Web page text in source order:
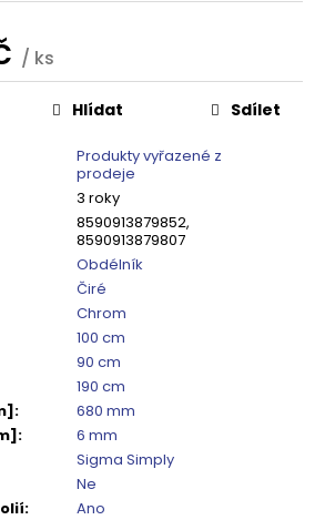
/ ks
Produkty vyřazené z
prodeje
3 roky
8590913879852,
8590913879807
Obdélník
Čiré
Chrom
100 cm
90 cm
190 cm
:
680 mm
:
6 mm
Sigma Simply
Ne
:
Ano
Hlídat Sdílet